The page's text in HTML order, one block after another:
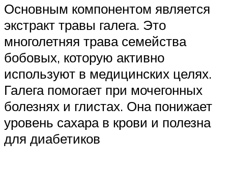
Основным компонентом является
экстракт травы галега. Это
многолетняя трава семейства
бобовых, которую активно
используют в медицинских целях.
Галега помогает при мочегонных
болезнях и глистах. Она понижает
уровень сахара в крови и полезна
для диабетиков